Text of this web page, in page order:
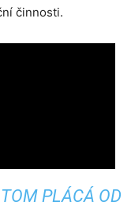
činnosti.
PLÁCÁ OD